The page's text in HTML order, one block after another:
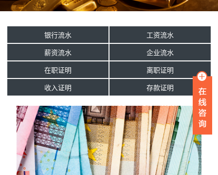
银行流水
工资流水
薪资流水
企业流水
在职证明
离职证明
收入证明
存款证明